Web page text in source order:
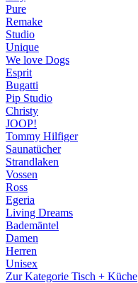
Pure
Remake
Studio
Unique
We love Dogs
Esprit
Bugatti
Pip Studio
Christy
JOOP!
Tommy Hilfiger
Saunatücher
Strandlaken
Vossen
Ross
Egeria
Living Dreams
Bademäntel
Damen
Herren
Unisex
Zur Kategorie Tisch + Küche